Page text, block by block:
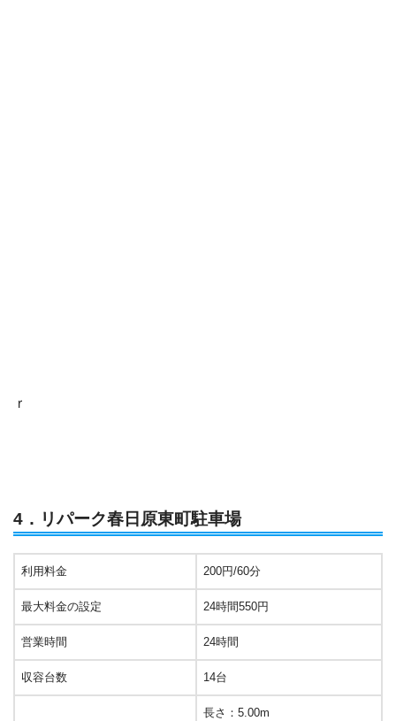
ｒ
4．リパーク春日原東町駐車場
利用料金 200円/60分
最大料金の設定 24時間550円
営業時間 24時間
収容台数 14台
長さ：5.00m